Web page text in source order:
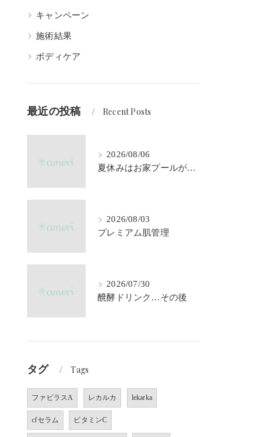
キャンペーン
施術結果
ボディケア
最近の投稿 Recent Posts
2026/08/06
夏休みはお家プールが大活躍♪
2026/08/03
プレミアム肌管理
2026/07/30
醗酵ドリンク…その後
タグ Tags
ファビラスA レカルカ lekarka
cfセラム ビタミンC